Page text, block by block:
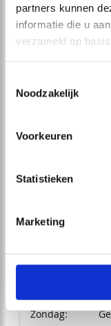
partners kunnen
informatie die u
verzameld op
Noodzakelijk
Voorkeuren
Statistieken
Marketing
Showroom
1323 VA Almere
T:036 – 531 4302
Maandag:
Dinsdag:
Woensdag:
Donderdag:
Zaterdag:
Zondag: